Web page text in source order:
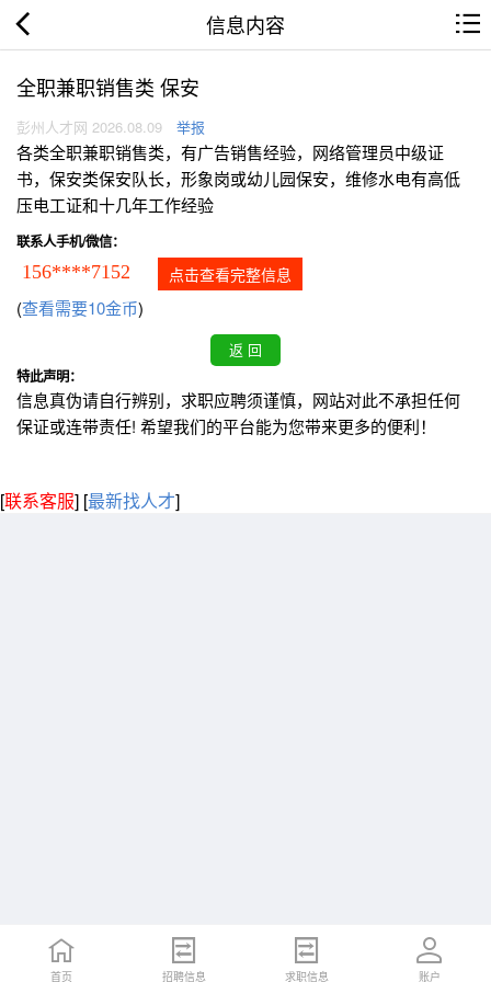
信息内容
全职兼职销售类 保安
彭州人才网 2026.08.09 举报
各类全职兼职销售类，有广告销售经验，网络管理员中级证
书，保安类保安队长，形象岗或幼儿园保安，维修水电有高低
压电工证和十几年工作经验
联系人手机/微信：
156****7152 点击查看完整信息
(查看需要10金币)
特此声明：
信息真伪请自行辨别，求职应聘须谨慎，网站对此不承担任何
保证或连带责任! 希望我们的平台能为您带来更多的便利！
[联系客服] [最新找人才]
首页 招聘信息 求职信息 账户